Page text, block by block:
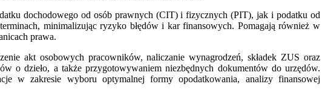
dochodowego od osób prawnych (CIT) i fizycznych (PIT), jak i podatku od
minimalizując ryzyko błędów i kar finansowych. Pomagają również w
prawa.
akt osobowych pracowników, naliczanie wynagrodzeń, składek ZUS oraz
o dzieło, a także przygotowywaniem niezbędnych dokumentów do urzędów.
w zakresie wyboru optymalnej formy opodatkowania, analizy finansowej